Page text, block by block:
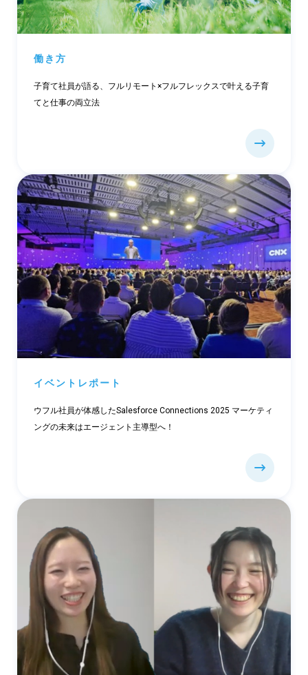
働き方
子育て社員が語る、フルリモート×フルフレックスで叶える子育
てと仕事の両立法
イベントレポート
ウフル社員が体感したSalesforce Connections 2025 マーケティ
ングの未来はエージェント主導型へ！